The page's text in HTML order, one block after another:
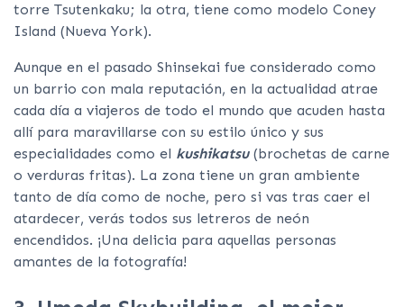
torre Tsutenkaku; la otra, tiene como modelo Coney
Island (Nueva York).
Aunque en el pasado Shinsekai fue considerado como
un barrio con mala reputación, en la actualidad atrae
cada día a viajeros de todo el mundo que acuden hasta
allí para maravillarse con su estilo único y sus
especialidades como el kushikatsu(brochetas de carne
o verduras fritas). La zona tiene un gran ambiente
tanto de día como de noche, pero si vas tras caer el
atardecer, verás todos sus letreros de neón
encendidos. ¡Una delicia para aquellas personas
amantes de la fotografía!